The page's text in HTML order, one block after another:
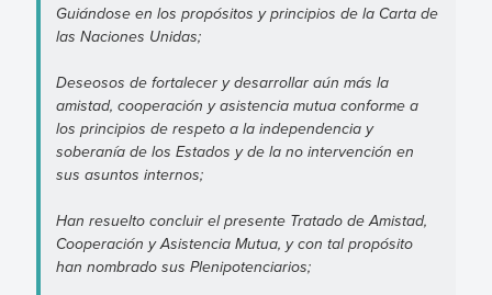
Guiándose en los propósitos y principios de la Carta de
las Naciones Unidas;
Deseosos de fortalecer y desarrollar aún más la
amistad, cooperación y asistencia mutua conforme a
los principios de respeto a la independencia y
soberanía de los Estados y de la no intervención en
sus asuntos internos;
Han resuelto concluir el presente Tratado de Amistad,
Cooperación y Asistencia Mutua, y con tal propósito
han nombrado sus Plenipotenciarios;